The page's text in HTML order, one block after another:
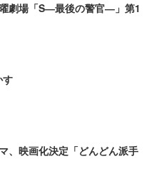
劇場「S―最後の警官―」第1
す
、映画化決定「どんどん派手